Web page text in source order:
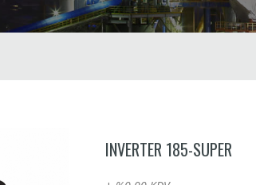
INVERTER 185-SUPER